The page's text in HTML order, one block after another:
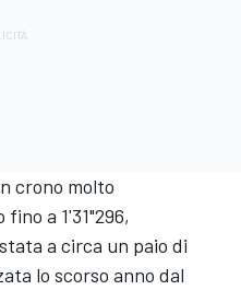
crono molto
a 1'31"296,
a circa un paio di
lo scorso anno dal